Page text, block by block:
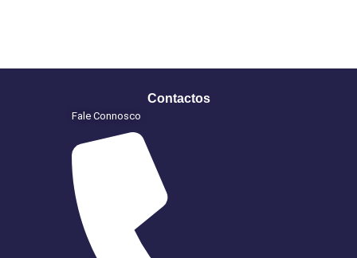
Contactos
Fale Connosco